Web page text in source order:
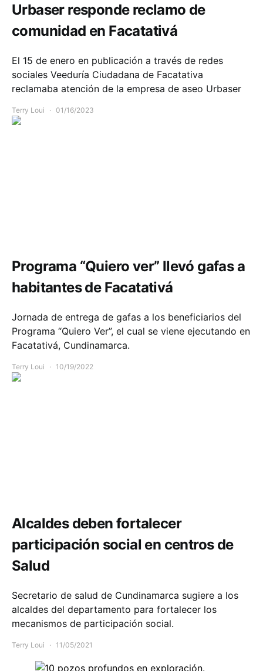
Urbaser responde reclamo de
comunidad en Facatativá
El 15 de enero en publicación a través de redes
sociales Veeduría Ciudadana de Facatativa
reclamaba atención de la empresa de aseo Urbaser
Terry Loui 01/16/2023
Programa “Quiero ver” llevó gafas a
habitantes de Facatativá
Jornada de entrega de gafas a los beneficiarios del
Programa “Quiero Ver”, el cual se viene ejecutando en
Facatativá, Cundinamarca.
Terry Loui 10/19/2022
Alcaldes deben fortalecer
participación social en centros de
Salud
Secretario de salud de Cundinamarca sugiere a los
alcaldes del departamento para fortalecer los
mecanismos de participación social.
Terry Loui 11/05/2021